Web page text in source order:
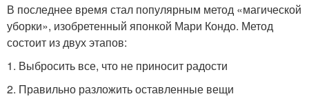
В последнее время стал популярным метод «магической
уборки», изобретенный японкой Мари Кондо. Метод
состоит из двух этапов:
1. Выбросить все, что не приносит радости
2. Правильно разложить оставленные вещи